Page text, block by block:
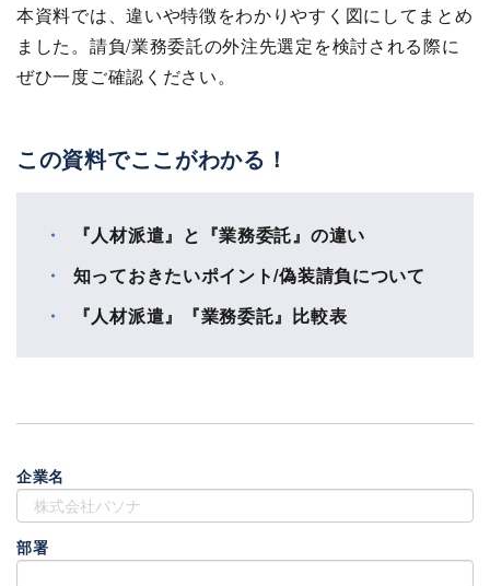
本資料では、違いや特徴をわかりやすく図にしてまとめ
ました。請負/業務委託の外注先選定を検討される際に
ぜひ一度ご確認ください。
この資料でここがわかる！
『人材派遣』と『業務委託』の違い
知っておきたいポイント/偽装請負について
『人材派遣』『業務委託』比較表
企業名
部署